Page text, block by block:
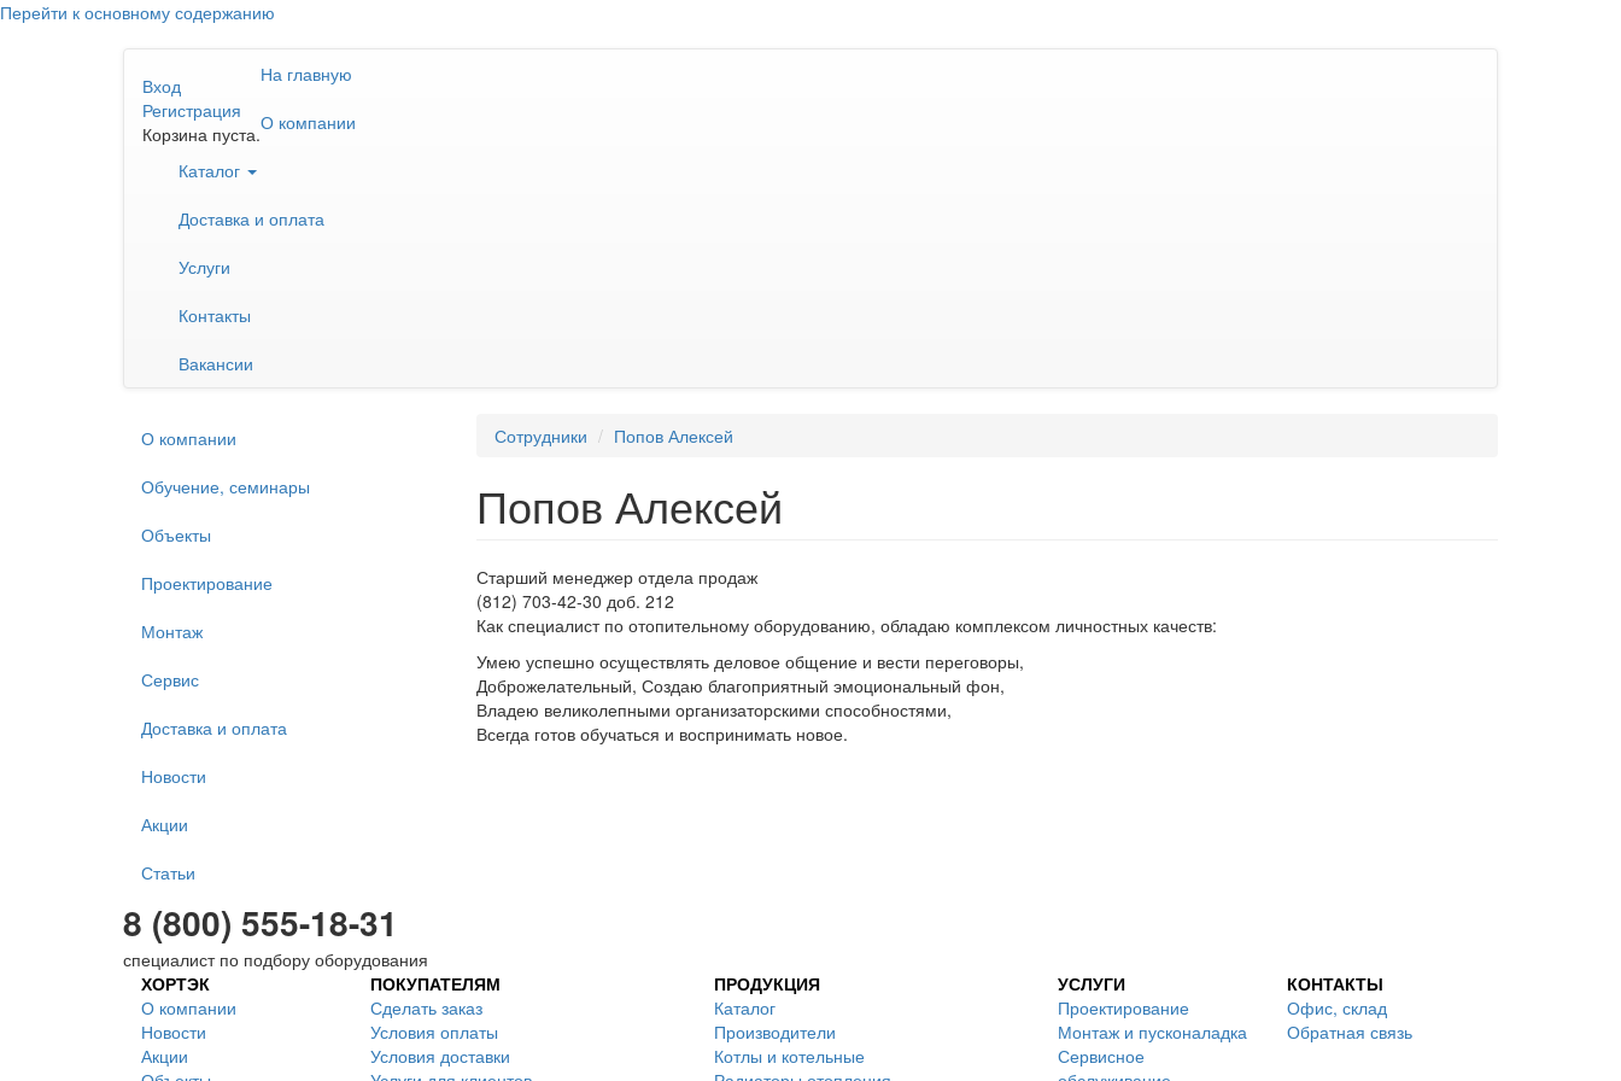
Перейти к основному содержанию
Вход
Регистрация
Корзина пуста.
На главную
О компании
Каталог
Доставка и оплата
Услуги
Контакты
Вакансии
О компании
Обучение, семинары
Объекты
Проектирование
Монтаж
Сервис
Доставка и оплата
Новости
Акции
Статьи
Сотрудники Попов Алексей
Попов Алексей
Старший менеджер отдела продаж
(812) 703-42-30 доб. 212
Как специалист по отопительному оборудованию, обладаю комплексом личностных качеств:
Умею успешно осуществлять деловое общение и вести переговоры,
Доброжелательный, Создаю благоприятный эмоциональный фон,
Владею великолепными организаторскими способностями,
Всегда готов обучаться и воспринимать новое.
8 (800) 555-18-31
специалист по подбору оборудования
ХОРТЭК
О компании
Новости
Акции
ПОКУПАТЕЛЯМ
Сделать заказ
Условия оплаты
Условия доставки
ПРОДУКЦИЯ
Каталог
Производители
Котлы и котельные
УСЛУГИ
Проектирование
Монтаж и пусконаладка
Сервисное
КОНТАКТЫ
Офис, склад
Обратная связь